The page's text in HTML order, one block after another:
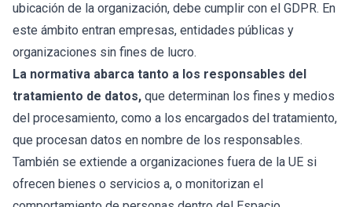
ubicación de la organización, debe cumplir con el GDPR. En
este ámbito entran empresas, entidades públicas y
organizaciones sin fines de lucro.
La normativa abarca tanto a los responsables del
tratamiento de datos, que determinan los fines y medios
del procesamiento, como a los encargados del tratamiento,
que procesan datos en nombre de los responsables.
También se extiende a organizaciones fuera de la UE si
ofrecen bienes o servicios a, o monitorizan el